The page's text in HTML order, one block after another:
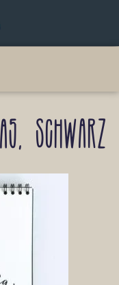
schwarz